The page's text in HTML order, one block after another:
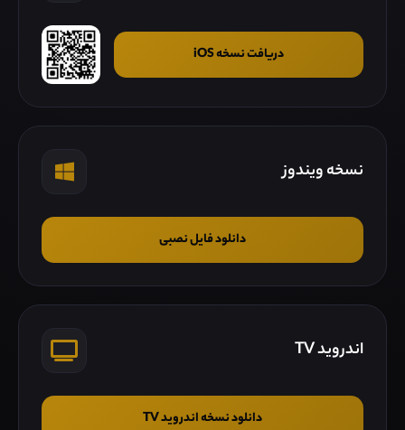
دریافت نسخه iOS
نسخه ویندوز
دانلود فایل نصبی
اندروید TV
دانلود نسخه اندروید TV